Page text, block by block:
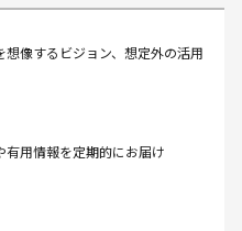
像するビジョン、想定外の活用
用情報を定期的にお届け